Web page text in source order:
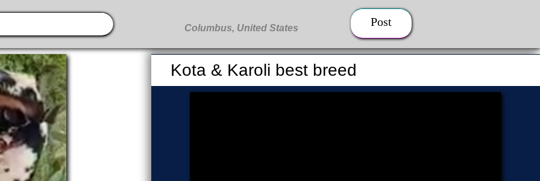
Post
Kota & Karoli best breed